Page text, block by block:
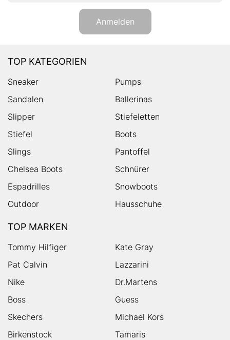
Anmelden
TOP KATEGORIEN
Sneaker
Pumps
Sandalen
Ballerinas
Slipper
Stiefeletten
Stiefel
Boots
Slings
Pantoffel
Chelsea Boots
Schnürer
Espadrilles
Snowboots
Outdoor
Hausschuhe
TOP MARKEN
Tommy Hilfiger
Kate Gray
Pat Calvin
Lazzarini
Nike
Dr.Martens
Boss
Guess
Skechers
Michael Kors
Birkenstock
Tamaris